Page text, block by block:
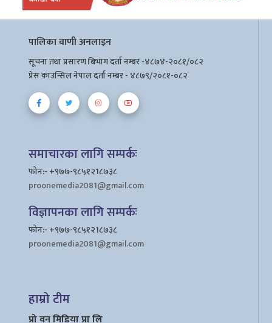
पालिका वाणी अनलाइन
सूचना तथा प्रसारण बिभाग दर्ता नम्बर -४८७४-२०८१/०८२
प्रेस काउन्सिल नेपाल दर्ता नम्बर - ४८७९/२०८१-०८२
समाचारका लागि सम्पर्कः
फोन:- +९७७-९८५१२1८७३८
proonemedia2081@gmail.com
विज्ञापनका लागि सम्पर्कः
फोन:- +९७७-९८५१२1८७३८
proonemedia2081@gmail.com
हाम्रो टीम